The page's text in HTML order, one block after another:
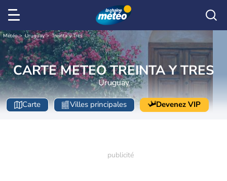
Météo Uruguay Treinta y Tres
CARTE METEO TREINTA Y TRES
Uruguay
Carte Villes principales Devenez VIP